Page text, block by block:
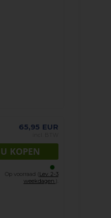
65,95 EUR
Op voorraad (Lev. 2-3
weekdagen. ).